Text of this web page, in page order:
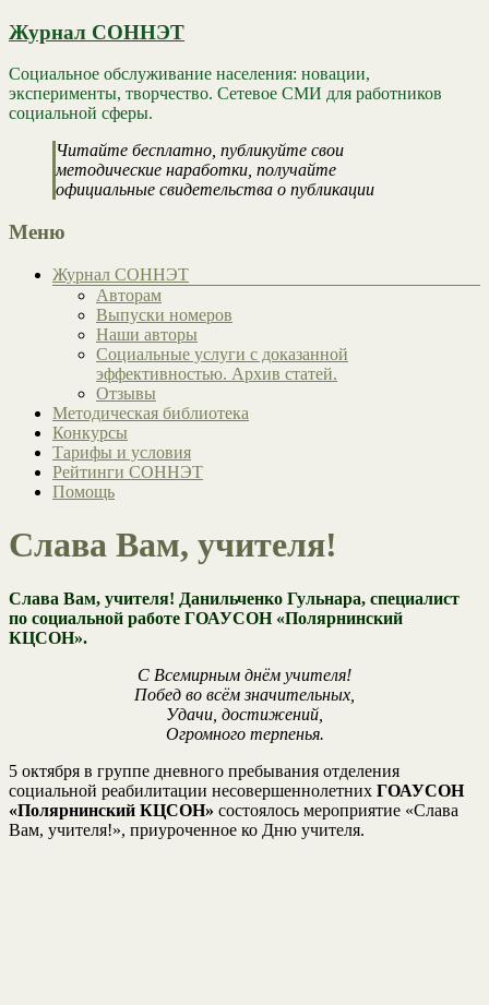
Журнал СОННЭТ
Социальное обслуживание населения: новации,
эксперименты, творчество. Сетевое СМИ для работников
социальной сферы.
Читайте бесплатно, публикуйте свои
методические наработки, получайте
официальные свидетельства о публикации
Меню
Журнал СОННЭТ
Авторам
Выпуски номеров
Наши авторы
Социальные услуги с доказанной
эффективностью. Архив статей.
Отзывы
Методическая библиотека
Конкурсы
Тарифы и условия
Рейтинги СОННЭТ
Помощь
Слава Вам, учителя!
Слава Вам, учителя! Данильченко Гульнара, специалист
по социальной работе ГОАУСОН «Полярнинский
КЦСОН».
С Всемирным днём учителя!
Побед во всём значительных,
Удачи, достижений,
Огромного терпенья.
5 октября в группе дневного пребывания отделения
социальной реабилитации несовершеннолетних ГОАУСОН
«Полярнинский КЦСОН» состоялось мероприятие «Слава
Вам, учителя!», приуроченное ко Дню учителя.